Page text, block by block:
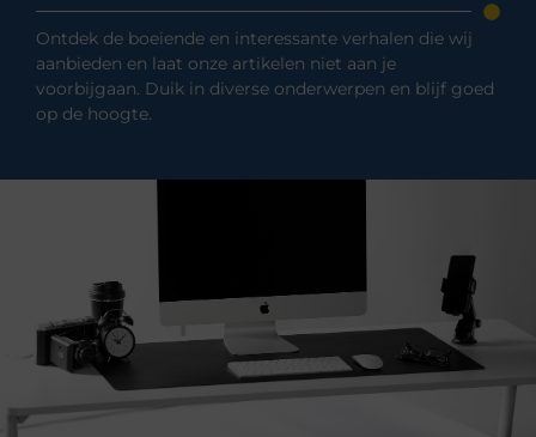
Ontdek de boeiende en interessante verhalen die wij
aanbieden en laat onze artikelen niet aan je
voorbijgaan. Duik in diverse onderwerpen en blijf goed
op de hoogte.